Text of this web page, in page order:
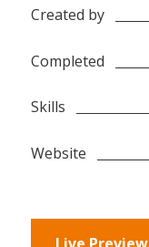
Created by
Completed
Skills
Website